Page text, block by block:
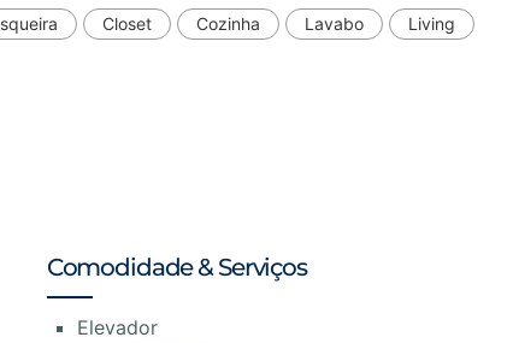
Closet Cozinha Lavabo
Living
Comodidade & Serviços
Elevador